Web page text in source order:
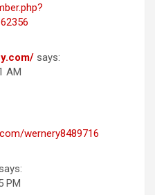
says:
AM
wernery8489716
says:
PM